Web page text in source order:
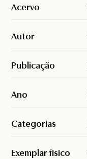
Acervo
Autor
Publicação
Ano
Categorias
Exemplar físico